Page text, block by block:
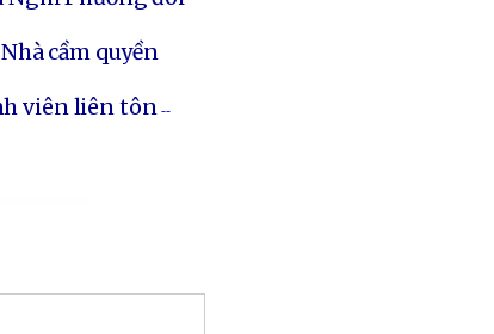
cầm quyền
viên liên tôn --